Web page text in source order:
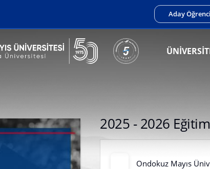
Aday Öğrenci
2025 - 2026
Ondokuz Mayıs